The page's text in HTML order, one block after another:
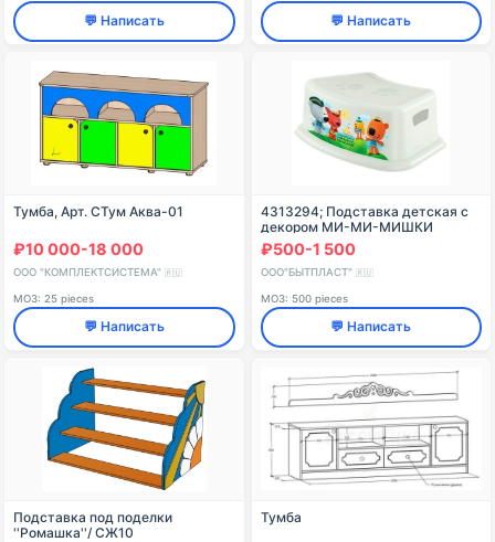
💬 Написать 💬 Написать
Тумба, Арт. СТум Аква-01
₽10 000-18 000
ООО "КОМПЛЕКТСИСТЕМА" 🇷🇺
МОЗ: 25 pieces
💬 Написать
4313294; Подставка детская с
декором МИ-МИ-МИШКИ
(белый)
₽500-1 500
ООО"БЫТПЛАСТ" 🇷🇺
МОЗ: 500 pieces
💬 Написать
Подставка под поделки
''Ромашка''/ СЖ10
Тумба